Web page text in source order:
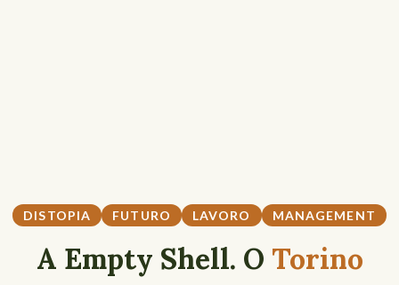
DISTOPIA FUTURO LAVORO MANAGEMENT
A Empty Shell. O Torino